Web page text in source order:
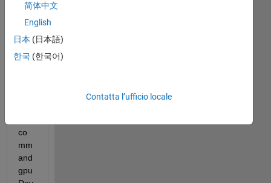
Mostra
commenti
meno
recenti
co
mm
and
gpu
简体中文
English
日本 (日本語)
한국 (한국어)
Contatta l’ufficio locale